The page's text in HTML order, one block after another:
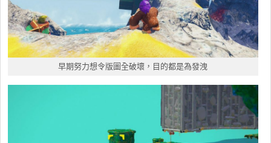
早期努力想令版圖全破壞，目的都是為發洩